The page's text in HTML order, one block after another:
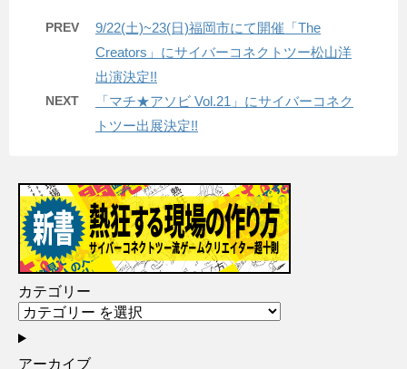
PREV
9/22(土)~23(日)福岡市にて開催「The
Creators」にサイバーコネクトツー松山洋
出演決定!!
NEXT
「マチ★アソビ Vol.21」にサイバーコネク
トツー出展決定!!
カテゴリー
アーカイブ